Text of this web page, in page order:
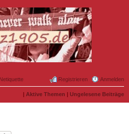
Netiquette Anmelden
Registrieren
| Aktive Themen | Ungelesene Beiträge